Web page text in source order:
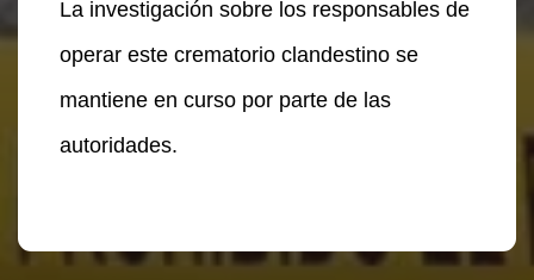
La investigación sobre los responsables de
operar este crematorio clandestino se
mantiene en curso por parte de las
autoridades.